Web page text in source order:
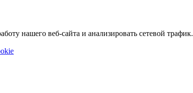
нашего веб-сайта и анализировать сетевой трафик.